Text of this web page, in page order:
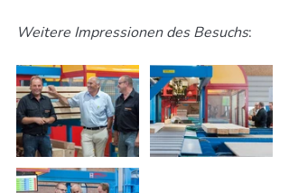
Weitere Impressionen des Besuchs: